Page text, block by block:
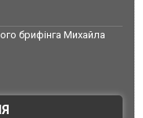
брифінга Михайла